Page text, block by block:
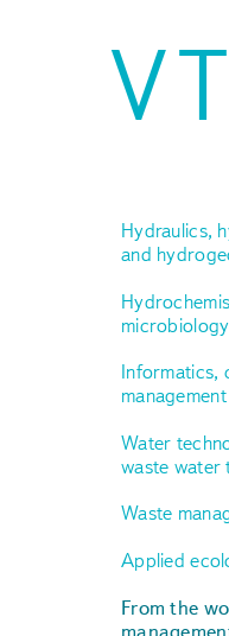
Hydraulics,
and
Informatics,
management
Water
waste water
Waste
Applied
From the